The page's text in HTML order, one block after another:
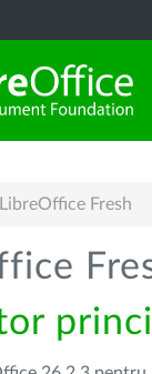
LibreOffice Fresh